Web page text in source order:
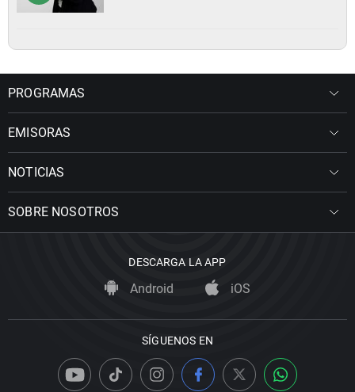
PROGRAMAS
EMISORAS
NOTICIAS
SOBRE NOSOTROS
DESCARGA LA APP
Android iOS
SÍGUENOS EN